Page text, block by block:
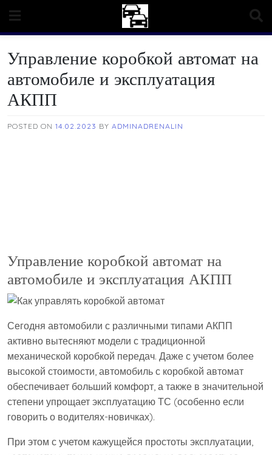
content
Управление коробкой автомат на
автомобиле и эксплуатация
АКПП
POSTED ON 14.02.2023 BY ADMINADRENALIN
Управление коробкой автомат на
автомобиле и эксплуатация АКПП
Сегодня автомобили с различными типами АКПП
активно вытесняют модели с традиционной
механической коробкой передач. Даже с учетом более
высокой стоимости, автомобиль с коробкой автомат
обеспечивает больший комфорт, а также в значительной
степени упрощает эксплуатацию ТС (особенно если
говорить о водителях-новичках).
При этом с учетом кажущейся простоты эксплуатации,